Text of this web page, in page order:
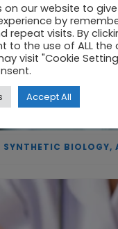
on our website to
by
repeat visits. By
to the use of ALL the
visit "Cookie
Accept All